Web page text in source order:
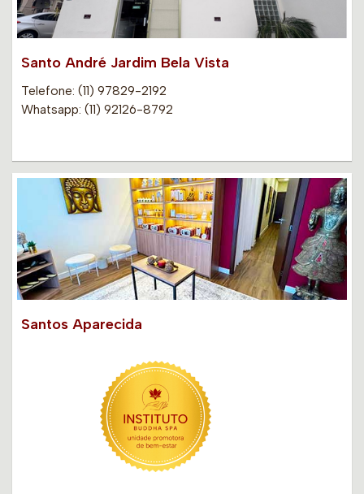
Santo André Jardim Bela Vista
Telefone: (11) 97829-2192
Whatsapp: (11) 92126-8792
Santos Aparecida